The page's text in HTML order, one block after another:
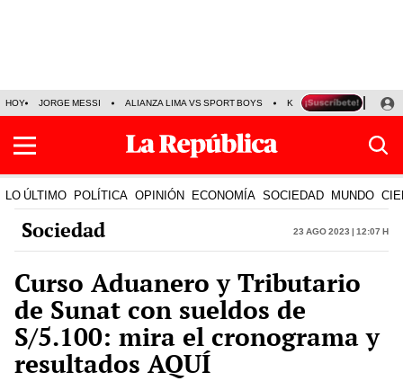
HOY JORGE MESSI ALIANZA LIMA VS SPORT BOYS KENJI FUJIMORI
LO ÚLTIMO POLÍTICA OPINIÓN ECONOMÍA SOCIEDAD MUNDO
Sociedad 23 Ago 2023 | 12:07 h
Curso Aduanero y Tributario
de Sunat con sueldos de
S/5.100: mira el cronograma y
resultados AQUÍ